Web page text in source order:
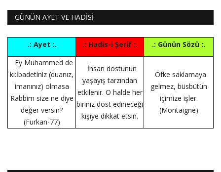
GÜNÜN AYET VE HADİSİ
.: Ayet :. .: Hadis-i Şerif :.
.: Günün Sözü :.
Ey Muhammed de
ki:İbadetiniz (duanız,
imanınız) olmasa
Rabbim size ne diye
değer versin?
(Furkan-77)
İnsan dostunun
yaşayış tarzından
etkilenir. O halde her
biriniz dost edineceği
kişiye dikkat etsin.
Öfke saklamaya
gelmez, büsbütün
içimize işler.
(Montaigne)